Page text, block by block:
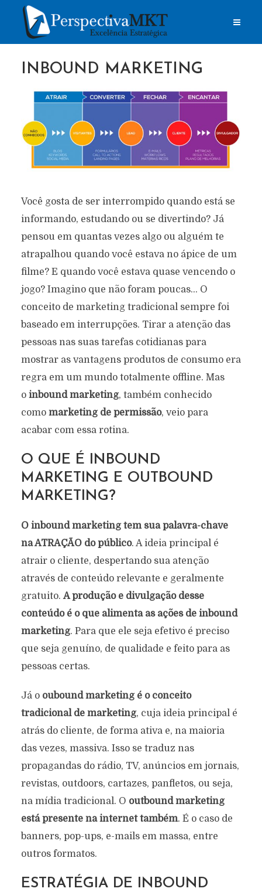
INBOUND MARKETING
Você gosta de ser interrompido quando está se
informando, estudando ou se divertindo? Já
pensou em quantas vezes algo ou alguém te
atrapalhou quando você estava no ápice de um
filme? E quando você estava quase vencendo o
jogo? Imagino que não foram poucas… O
conceito de marketing tradicional sempre foi
baseado em interrupções. Tirar a atenção das
pessoas nas suas tarefas cotidianas para
mostrar as vantagens produtos de consumo era
regra em um mundo totalmente offline. Mas
o inbound marketing, também conhecido
como marketing de permissão, veio para
acabar com essa rotina.
O QUE É INBOUND
MARKETING E OUTBOUND
MARKETING?
O inbound marketing tem sua palavra-chave
na ATRAÇÃO do público. A ideia principal é
atrair o cliente, despertando sua atenção
através de conteúdo relevante e geralmente
gratuito. A produção e divulgação desse
conteúdo é o que alimenta as ações de inbound
marketing. Para que ele seja efetivo é preciso
que seja genuíno, de qualidade e feito para as
pessoas certas.
Já o oubound marketing é o conceito
tradicional de marketing, cuja ideia principal é
atrás do cliente, de forma ativa e, na maioria
das vezes, massiva. Isso se traduz nas
propagandas do rádio, TV, anúncios em jornais,
revistas, outdoors, cartazes, panfletos, ou seja,
na mídia tradicional. O outbound marketing
está presente na internet também. É o caso de
banners, pop-ups, e-mails em massa, entre
outros formatos.
ESTRATÉGIA DE INBOUND